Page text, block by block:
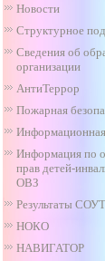
Новости
Структурное
Сведения об
организации
АнтиТеррор
Пожарная
Информация по
прав детей-
ОВЗ
Результаты СОУТ
НОКО
НАВИГАТОР